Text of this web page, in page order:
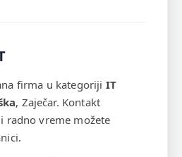
firma u kategoriji IT
, Zaječar. Kontakt
radno vreme možete